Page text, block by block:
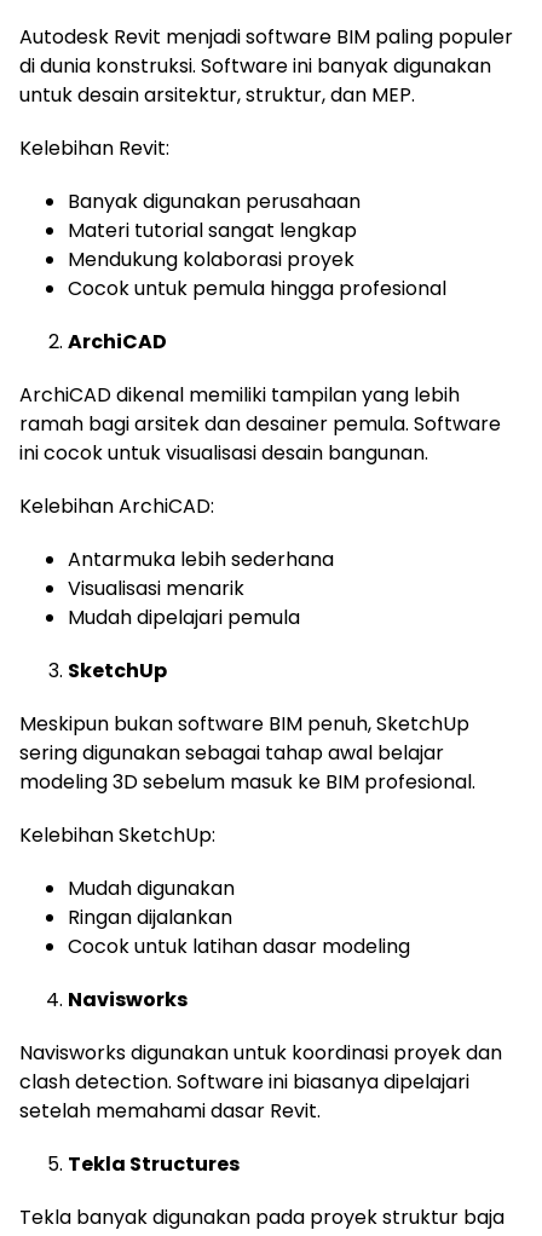
Autodesk Revit menjadi software BIM paling populer
di dunia konstruksi. Software ini banyak digunakan
untuk desain arsitektur, struktur, dan MEP.
Kelebihan Revit:
Banyak digunakan perusahaan
Materi tutorial sangat lengkap
Mendukung kolaborasi proyek
Cocok untuk pemula hingga profesional
ArchiCAD
ArchiCAD dikenal memiliki tampilan yang lebih
ramah bagi arsitek dan desainer pemula. Software
ini cocok untuk visualisasi desain bangunan.
Kelebihan ArchiCAD:
Antarmuka lebih sederhana
Visualisasi menarik
Mudah dipelajari pemula
SketchUp
Meskipun bukan software BIM penuh, SketchUp
sering digunakan sebagai tahap awal belajar
modeling 3D sebelum masuk ke BIM profesional.
Kelebihan SketchUp:
Mudah digunakan
Ringan dijalankan
Cocok untuk latihan dasar modeling
Navisworks
Navisworks digunakan untuk koordinasi proyek dan
clash detection. Software ini biasanya dipelajari
setelah memahami dasar Revit.
Tekla Structures
Tekla banyak digunakan pada proyek struktur baja